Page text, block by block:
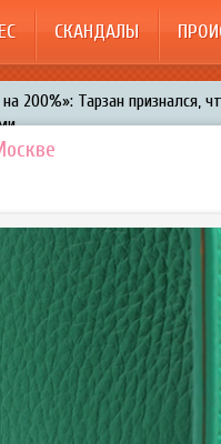
СКАНДАЛЫ
200%»: Тарзан признался,
Дроботенко на
Энрике Иглесиас и Анна
зарождает в Бузовой новый